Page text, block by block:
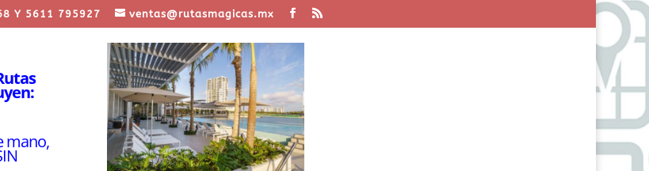
Y 5611 795927 ventas@rutasmagicas.mx
mano,